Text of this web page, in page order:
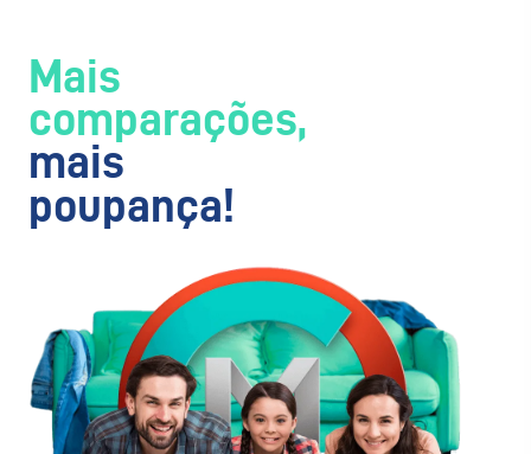
Mais
comparações,
mais
poupança!